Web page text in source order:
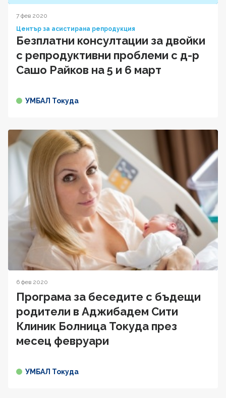
7 фев 2020
Център за асистирана репродукция
Безплатни консултации за двойки
с репродуктивни проблеми с д-р
Сашо Райков на 5 и 6 март
УМБАЛ Токуда
6 фев 2020
Програма за беседите с бъдещи
родители в Аджибадем Сити
Клиник Болница Токуда през
месец февруари
УМБАЛ Токуда